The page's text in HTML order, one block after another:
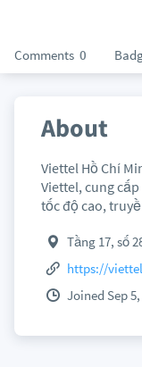
Comments 0
About
Viettel Hồ Chí
Viettel, cung
tốc độ cao,
Tầng 17, số
https://
Joined Sep 5,